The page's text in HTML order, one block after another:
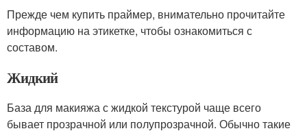
Прежде чем купить праймер, внимательно прочитайте
информацию на этикетке, чтобы ознакомиться с
составом.
Жидкий
База для макияжа с жидкой текстурой чаще всего
бывает прозрачной или полупрозрачной. Обычно такие